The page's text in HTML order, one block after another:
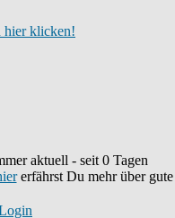
hier klicken!
aktuell - seit 0 Tagen
erfährst Du mehr über